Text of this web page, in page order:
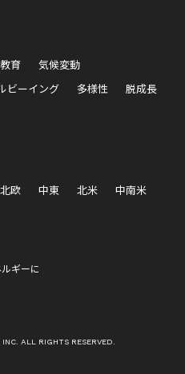
教育
気候変動
ビーイング 多様性 脱成長
北欧 中東 北米
中南米
ギーに
ALL RIGHTS RESERVED.